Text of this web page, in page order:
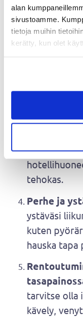
alan
sivustoamme.
tietoja muihin
kerätty, kun olet
Joustavuus:
suhteen.
uusia lajeja,
pelata
Lyhyet
panosta
treeni tai
tehokas.
Perhe ja
ystäväsi
kuten
hauska tapa
tarvitse olla
kävely,